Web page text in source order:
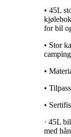
• 45L
for bil
• Stor
•
•
•
· 45L
med